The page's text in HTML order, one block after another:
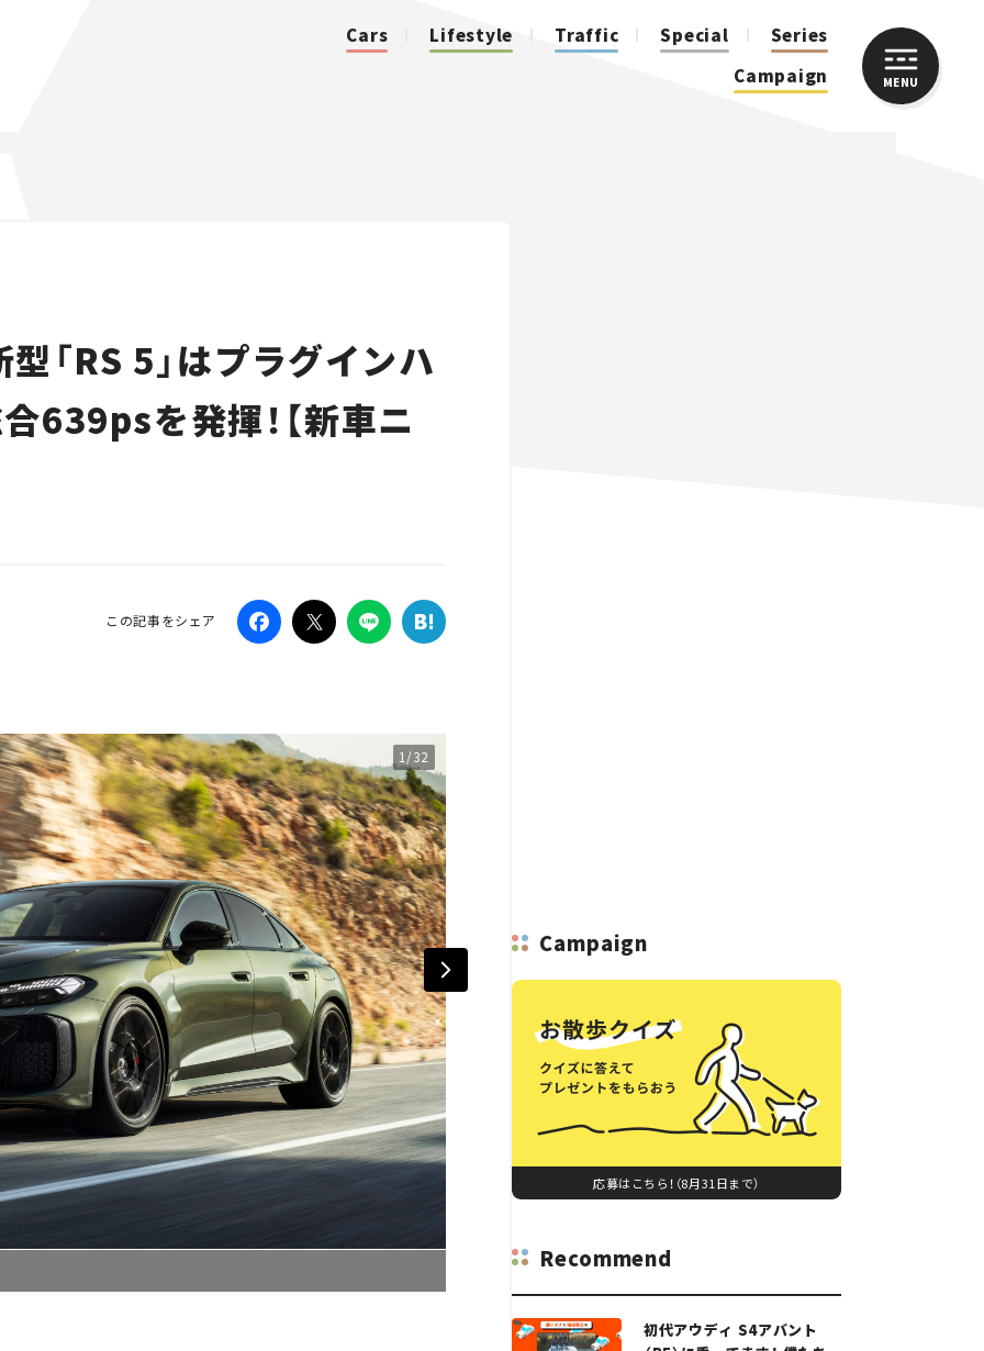
Cars Lifestyle Traffic Special
Series
Campaign
MENU
「RS 5」はプラグインハ
639psを発揮！【新車ニ
この記事をシェア
1/32
Campaign
応募はこちら！（8月31日まで）
Recommend
初代アウディ S4アバント
CLOSE
Traffic
Special